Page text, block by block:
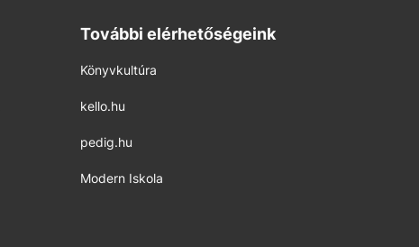
További elérhetőségeink
Könyvkultúra
kello.hu
pedig.hu
Modern Iskola